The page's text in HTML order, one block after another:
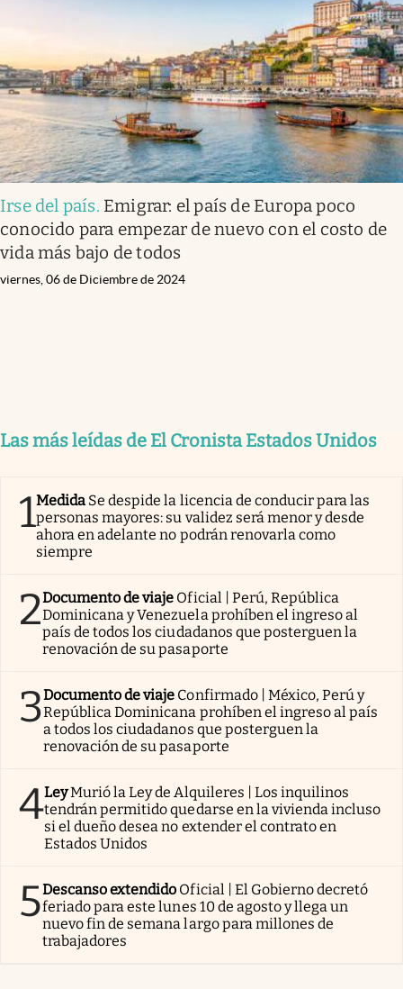
Irse del país. Emigrar: el país de Europa poco
conocido para empezar de nuevo con el costo de
vida más bajo de todos
viernes, 06 de Diciembre de 2024
Las más leídas de El Cronista Estados Unidos
1Medida Se despide la licencia de conducir para las
personas mayores: su validez será menor y desde
ahora en adelante no podrán renovarla como
siempre
2Documento de viaje Oficial | Perú, República
Dominicana y Venezuela prohíben el ingreso al
país de todos los ciudadanos que posterguen la
renovación de su pasaporte
3Documento de viaje Confirmado | México, Perú y
República Dominicana prohíben el ingreso al país
a todos los ciudadanos que posterguen la
renovación de su pasaporte
4LeyMurió la Ley de Alquileres | Los inquilinos
tendrán permitido quedarse en la vivienda incluso
si el dueño desea no extender el contrato en
Estados Unidos
5Descanso extendido Oficial | El Gobierno decretó
feriado para este lunes 10 de agosto y llega un
nuevo fin de semana largo para millones de
trabajadores